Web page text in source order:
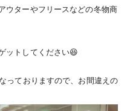
ウターやフリースなどの冬物商
ットしてください😆
っておりますので、お間違えの